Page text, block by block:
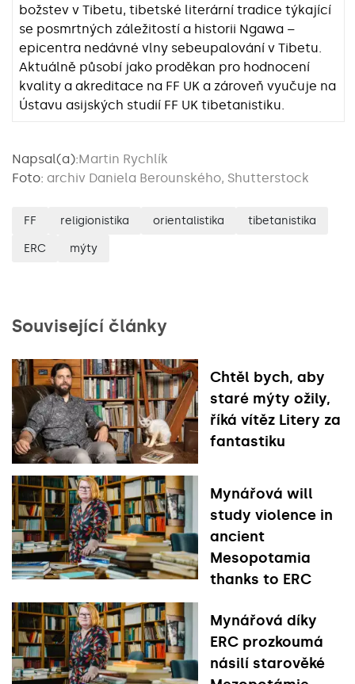
božstev v Tibetu, tibetské literární tradice týkající
se posmrtných záležitostí a historii Ngawa –
epicentra nedávné vlny sebeupalování v Tibetu.
Aktuálně působí jako proděkan pro hodnocení
kvality a akreditace na FF UK a zároveň vyučuje na
Ústavu asijských studií FF UK tibetanistiku.
Napsal(a):Martin Rychlík
Foto: archiv Daniela Berounského, Shutterstock
FF religionistika orientalistika tibetanistika
ERC mýty
Související články
Chtěl bych, aby
staré mýty ožily,
říká vítěz Litery za
fantastiku
Mynářová will
study violence in
ancient
Mesopotamia
thanks to ERC
Mynářová díky
ERC prozkoumá
násilí starověké